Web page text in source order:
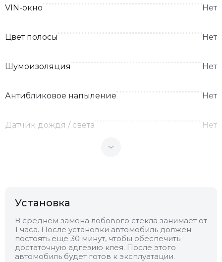
VIN-окно Нет
Цвет полосы Нет
Шумоизоляция Нет
Антибликовое напыление Нет
Датчик дождя / света Нет
Обогрев
Установка
В среднем замена лобового стекла занимает от
1 часа. После установки автомобиль должен
постоять еще 30 минут, чтобы обеспечить
достаточную адгезию клея. После этого
автомобиль будет готов к эксплуатации.